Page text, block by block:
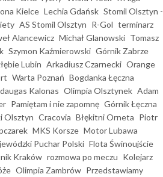
Kielce Lechia Gdańsk Stomil Olsztyn -
AS Stomil Olsztyn R-Gol terminarz
Alancewicz Michał Glanowski Tomasz
Szymon Kaźmierowski Górnik Zabrze
Lubin Arkadiusz Czarnecki Orange
Warta Poznań Bogdanka Łęczna
Kalonas Olimpia Olsztynek Adam
Pamiętam i nie zapomnę Górnik Łęczna
Olsztyn Cracovia Błękitni Orneta Piotr
MKS Korsze Motor Lubawa
Puchar Polski Flota Świnoujście
Kraków rozmowa po meczu Kolejarz
Olimpia Zambrów Przedstawiamy